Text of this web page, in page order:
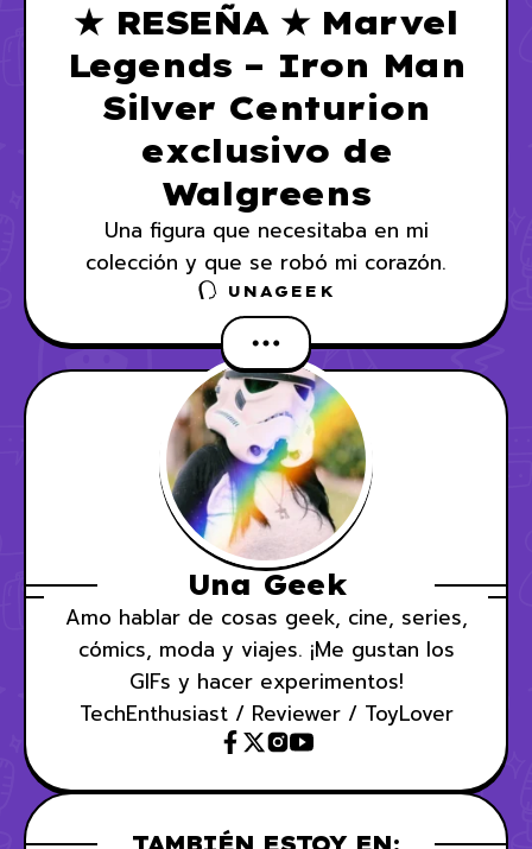
★ RESEÑA ★ Marvel
Legends – Iron Man
Silver Centurion
exclusivo de
Walgreens
Una figura que necesitaba en mi
colección y que se robó mi corazón.
UNAGEEK
Una Geek
Amo hablar de cosas geek, cine, series,
cómics, moda y viajes. ¡Me gustan los
GIFs y hacer experimentos!
TechEnthusiast / Reviewer / ToyLover